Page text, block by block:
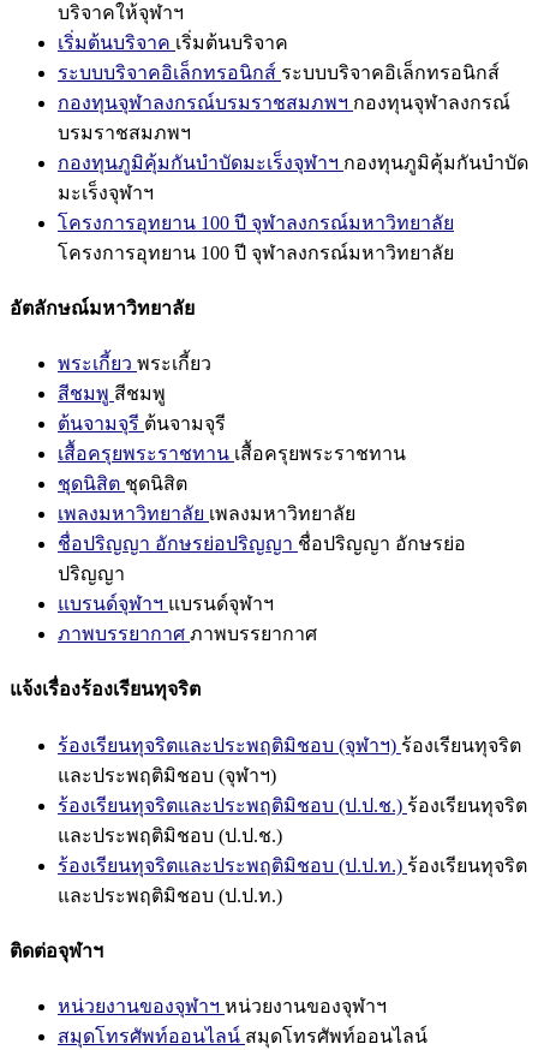
บริจาคให้จุฬาฯ
เริ่มต้นบริจาค เริ่มต้นบริจาค
ระบบบริจาคอิเล็กทรอนิกส์ ระบบบริจาคอิเล็กทรอนิกส์
กองทุนจุฬาลงกรณ์บรมราชสมภพฯ กองทุนจุฬาลงกรณ์
บรมราชสมภพฯ
กองทุนภูมิคุ้มกันบำบัดมะเร็งจุฬาฯ กองทุนภูมิคุ้มกันบำบัด
มะเร็งจุฬาฯ
โครงการอุทยาน 100 ปี จุฬาลงกรณ์มหาวิทยาลัย
โครงการอุทยาน 100 ปี จุฬาลงกรณ์มหาวิทยาลัย
อัตลักษณ์มหาวิทยาลัย
พระเกี้ยว พระเกี้ยว
สีชมพู สีชมพู
ต้นจามจุรี ต้นจามจุรี
เสื้อครุยพระราชทาน เสื้อครุยพระราชทาน
ชุดนิสิต ชุดนิสิต
เพลงมหาวิทยาลัย เพลงมหาวิทยาลัย
ชื่อปริญญา อักษรย่อปริญญา ชื่อปริญญา อักษรย่อ
ปริญญา
แบรนด์จุฬาฯ แบรนด์จุฬาฯ
ภาพบรรยากาศ ภาพบรรยากาศ
แจ้งเรื่องร้องเรียนทุจริต
ร้องเรียนทุจริตและประพฤติมิชอบ (จุฬาฯ) ร้องเรียนทุจริต
และประพฤติมิชอบ (จุฬาฯ)
ร้องเรียนทุจริตและประพฤติมิชอบ (ป.ป.ช.) ร้องเรียนทุจริต
และประพฤติมิชอบ (ป.ป.ช.)
ร้องเรียนทุจริตและประพฤติมิชอบ (ป.ป.ท.) ร้องเรียนทุจริต
และประพฤติมิชอบ (ป.ป.ท.)
ติดต่อจุฬาฯ
หน่วยงานของจุฬาฯ หน่วยงานของจุฬาฯ
สมุดโทรศัพท์ออนไลน์ สมุดโทรศัพท์ออนไลน์